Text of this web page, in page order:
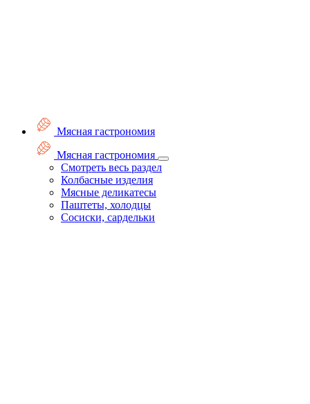
Мясная гастрономия
Мясная гастрономия
Смотреть весь раздел
Колбасные изделия
Мясные деликатесы
Паштеты, холодцы
Сосиски, сардельки